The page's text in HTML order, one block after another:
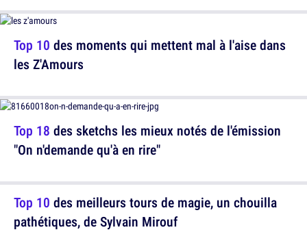
Top 10 des moments qui mettent mal à l'aise dans
les Z'Amours
Top 10 des meilleurs tours de magie, un chouilla
pathétiques, de Sylvain Mirouf
Top 18 des sketchs les mieux notés de l'émission
"On n'demande qu'à en rire"